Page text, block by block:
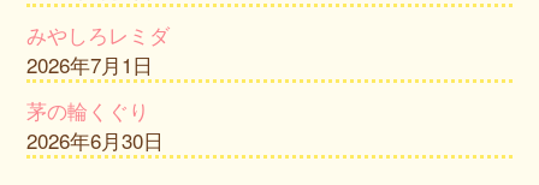
みやしろレミダ
2026年7月1日
茅の輪くぐり
2026年6月30日